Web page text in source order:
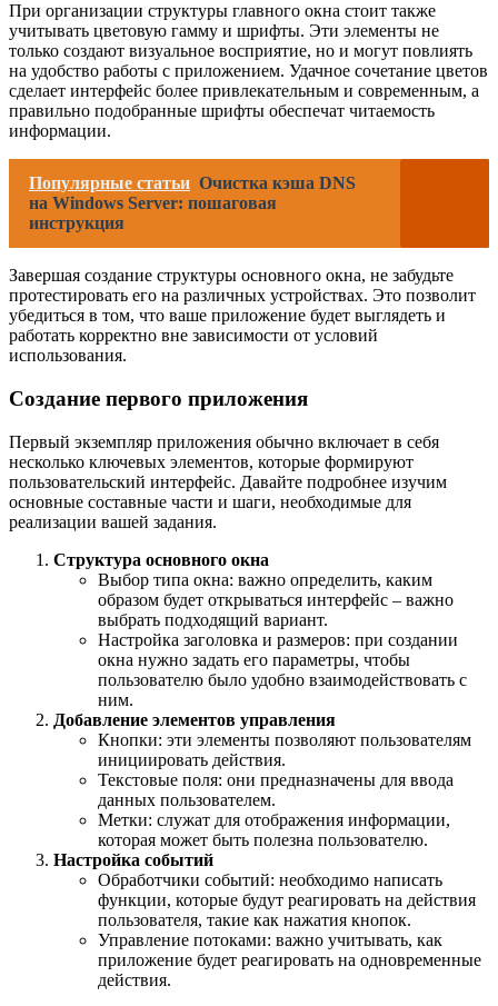
При организации структуры главного окна стоит также
учитывать цветовую гамму и шрифты. Эти элементы не
только создают визуальное восприятие, но и могут повлиять
на удобство работы с приложением. Удачное сочетание цветов
сделает интерфейс более привлекательным и современным, а
правильно подобранные шрифты обеспечат читаемость
информации.
Популярные статьи Очистка кэша DNS
на Windows Server: пошаговая
инструкция
Завершая создание структуры основного окна, не забудьте
протестировать его на различных устройствах. Это позволит
убедиться в том, что ваше приложение будет выглядеть и
работать корректно вне зависимости от условий
использования.
Создание первого приложения
Первый экземпляр приложения обычно включает в себя
несколько ключевых элементов, которые формируют
пользовательский интерфейс. Давайте подробнее изучим
основные составные части и шаги, необходимые для
реализации вашей задания.
Структура основного окна
Выбор типа окна: важно определить, каким
образом будет открываться интерфейс – важно
выбрать подходящий вариант.
Настройка заголовка и размеров: при создании
окна нужно задать его параметры, чтобы
пользователю было удобно взаимодействовать с
ним.
Добавление элементов управления
Кнопки: эти элементы позволяют пользователям
инициировать действия.
Текстовые поля: они предназначены для ввода
данных пользователем.
Метки: служат для отображения информации,
которая может быть полезна пользователю.
Настройка событий
Обработчики событий: необходимо написать
функции, которые будут реагировать на действия
пользователя, такие как нажатия кнопок.
Управление потоками: важно учитывать, как
приложение будет реагировать на одновременные
действия.